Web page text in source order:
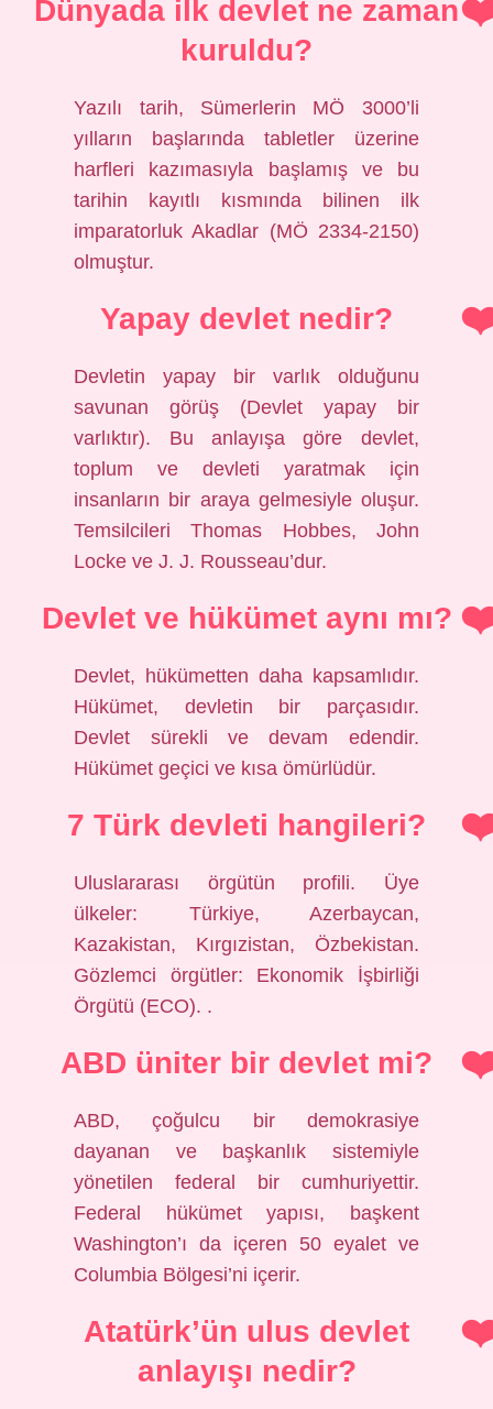
Dünyada ilk devlet ne zaman
kuruldu?
Yazılı tarih, Sümerlerin MÖ 3000’li
yılların başlarında tabletler üzerine
harfleri kazımasıyla başlamış ve bu
tarihin kayıtlı kısmında bilinen ilk
imparatorluk Akadlar (MÖ 2334-2150)
olmuştur.
Yapay devlet nedir?
Devletin yapay bir varlık olduğunu
savunan görüş (Devlet yapay bir
varlıktır). Bu anlayışa göre devlet,
toplum ve devleti yaratmak için
insanların bir araya gelmesiyle oluşur.
Temsilcileri Thomas Hobbes, John
Locke ve J. J. Rousseau’dur.
Devlet ve hükümet aynı mı?
Devlet, hükümetten daha kapsamlıdır.
Hükümet, devletin bir parçasıdır.
Devlet sürekli ve devam edendir.
Hükümet geçici ve kısa ömürlüdür.
7 Türk devleti hangileri?
Uluslararası örgütün profili. Üye
ülkeler: Türkiye, Azerbaycan,
Kazakistan, Kırgızistan, Özbekistan.
Gözlemci örgütler: Ekonomik İşbirliği
Örgütü (ECO). .
ABD üniter bir devlet mi?
ABD, çoğulcu bir demokrasiye
dayanan ve başkanlık sistemiyle
yönetilen federal bir cumhuriyettir.
Federal hükümet yapısı, başkent
Washington’ı da içeren 50 eyalet ve
Columbia Bölgesi’ni içerir.
Atatürk’ün ulus devlet
anlayışı nedir?